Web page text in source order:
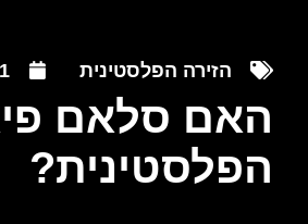
הזירה הפלסטינית
האם סלאם
הפלסטינית?